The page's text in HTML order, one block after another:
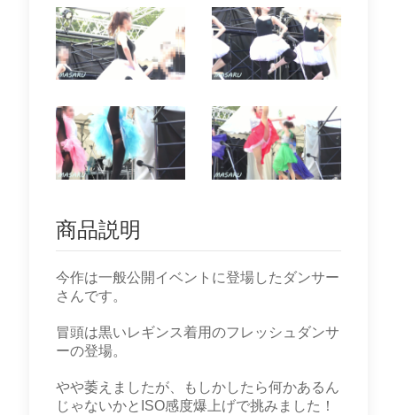
商品説明
今作は一般公開イベントに登場したダンサー
さんです。
冒頭は黒いレギンス着用のフレッシュダンサ
ーの登場。
やや萎えましたが、もしかしたら何かあるん
じゃないかとISO感度爆上げで挑みました！